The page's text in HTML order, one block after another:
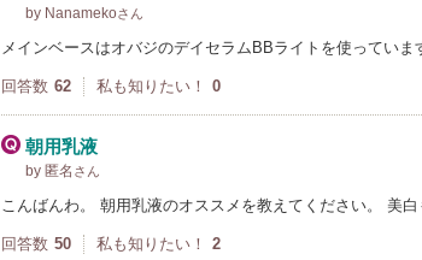
by Nanamekoさん
メインベースはオバジのデイセラムBBライトを使ってい
回答数 62 私も知りたい！ 0
朝用乳液
by 匿名 さん
こんばんわ。 朝用乳液のオススメを教えてください。 美
回答数 50 私も知りたい！ 2